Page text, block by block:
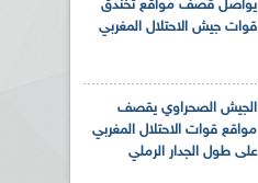
يواصل قصف مواقع تخندق
قوات جيش الاحتلال المغربي
الجيش الصحراوي يقصف
مواقع قوات الاحتلال المغربي
على طول الجدار الرملي